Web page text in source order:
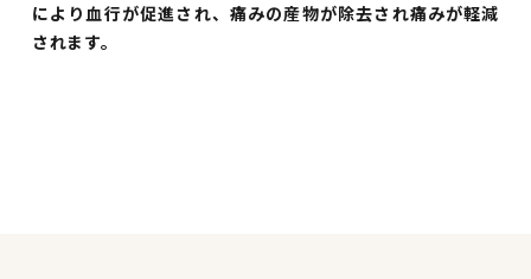
により血行が促進され、痛みの産物が除去され痛みが軽減
されます。